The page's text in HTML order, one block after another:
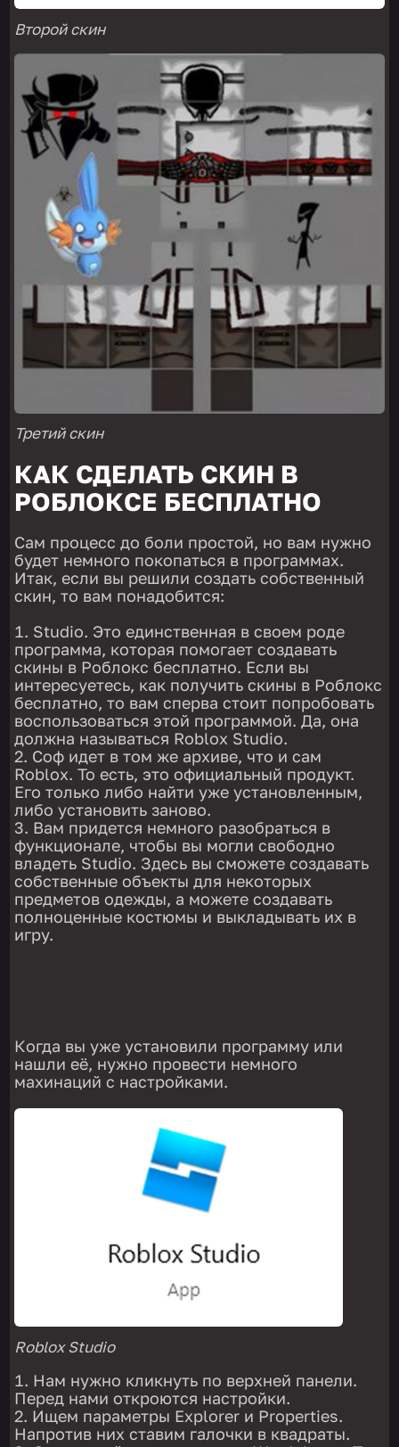
Второй скин
Третий скин
КАК СДЕЛАТЬ СКИН В
РОБЛОКСЕ БЕСПЛАТНО
Сам процесс до боли простой, но вам нужно
будет немного покопаться в программах.
Итак, если вы решили создать собственный
скин, то вам понадобится:
Studio. Это единственная в своем роде
программа, которая помогает создавать
скины в Роблокс бесплатно. Если вы
интересуетесь, как получить скины в Роблокс
бесплатно, то вам сперва стоит попробовать
воспользоваться этой программой. Да, она
должна называться Roblox Studio.
Соф идет в том же архиве, что и сам
Roblox. То есть, это официальный продукт.
Его только либо найти уже установленным,
либо установить заново.
Вам придется немного разобраться в
функционале, чтобы вы могли свободно
владеть Studio. Здесь вы сможете создавать
собственные объекты для некоторых
предметов одежды, а можете создавать
полноценные костюмы и выкладывать их в
игру.
Когда вы уже установили программу или
нашли её, нужно провести немного
махинаций с настройками.
Roblox Studio
Нам нужно кликнуть по верхней панели.
Перед нами откроются настройки.
Ищем параметры Explorer и Properties.
Напротив них ставим галочки в квадраты.